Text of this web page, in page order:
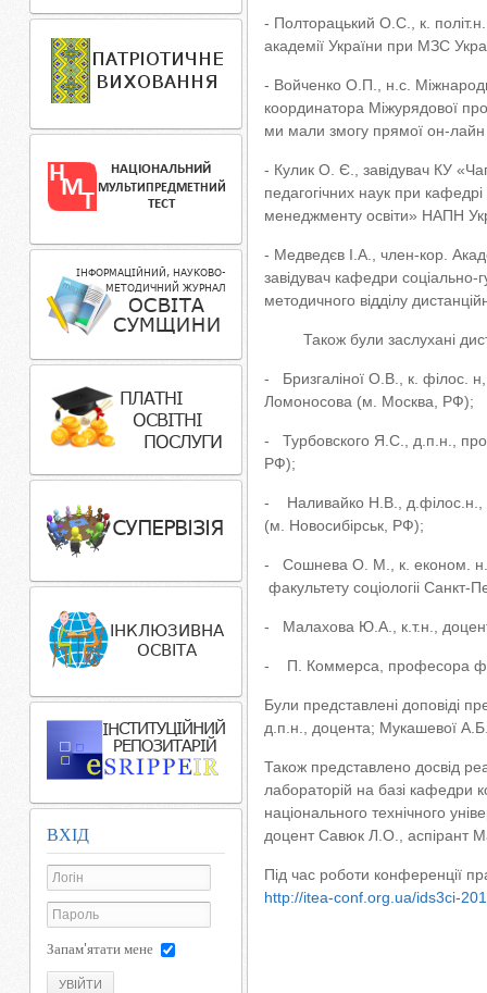
- Полторацький О.С., к.
академії України при МЗС
- Войченко О.П., н.с.
координатора Міжурядової
ми мали змогу прямої он-лайн
- Кулик О. Є., завідувач КУ
педагогічних наук при
менеджменту освіти» НАПН
- Медведєв І.А., член-кор.
завідувач кафедри
методичного відділу
Також були заслухані
- Бризгаліної О.В., к. філос.
Ломоносова (м. Москва, РФ);
- Турбовского Я.С., д.п.н.,
РФ);
- Наливайко Н.В.,
(м. Новосибірськ, РФ);
- Сошнева О. М., к. економ. н.,
факультету соціологіі
- Малахова Ю.А., к.т.н.,
- П. Коммерса, професора
Були представлені доповіді
д.п.н., доцента; Мукашевої
Також представлено досвід
лабораторій на базі кафедри
національного технічного
доцент Савюк Л.О., аспірант
Під час роботи конференції
http://itea-conf.org.ua/ids3ci-
ВХІД
Запам'ятати мене
УВІЙТИ